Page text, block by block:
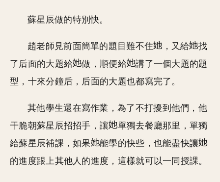
蘇星辰做的特別快。
趙老師見前面簡單的題目難不住 ，又給
找
了后面的大題給
做，順便給
講了一個大題的題
型，十來分鐘后，后面的大題也都寫完了。
其他學生還在寫作業，為了不打擾到他們，他
干脆朝蘇星辰招招手，讓
單獨去餐廳那里，單獨
給蘇星辰補課，如果
能學的快些，也能盡快讓
的進度跟上其他人的進度，這樣就可以一同授課。